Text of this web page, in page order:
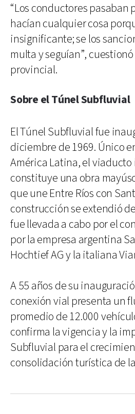
“Los conductores pasaban
hacían cualquier cosa
insignificante; se los
multa y seguían”,
provincial.
Sobre el Túnel Subfluvial
El Túnel Subfluvial fue
diciembre de 1969. Único
América Latina, el
constituye una obra
que une Entre Ríos con
construcción se extendió
fue llevada a cabo por el
por la empresa argentina
Hochtief AG y la italiana
A 55 años de su
conexión vial presenta un
promedio de 12.000
confirma la vigencia y la
Subfluvial para el
consolidación turística de